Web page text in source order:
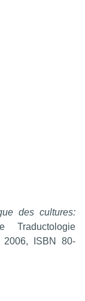
des cultures:
2006, ISBN 80-